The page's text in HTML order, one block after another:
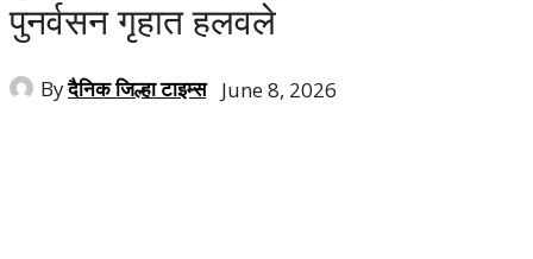
पुनर्वसन गृहात हलवले
Byदैनिक जिल्हा टाइम्स June 8, 2026